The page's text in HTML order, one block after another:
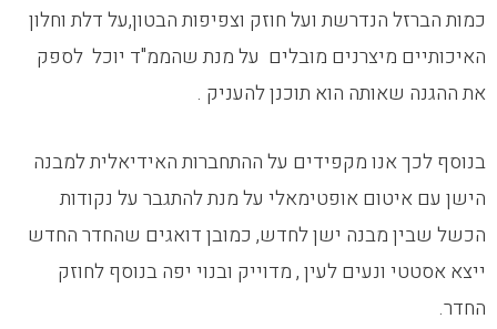
כמות הברזל הנדרשת ועל חוזק וצפיפות הבטון,על דלת וחלון
האיכותיים מיצרנים מובלים על מנת שהממ"ד יוכל לספק
את ההגנה שאותה הוא תוכנן להעניק .
בנוסף לכך אנו מקפידים על ההתחברות האידיאלית למבנה
הישן עם איטום אופטימאלי על מנת להתגבר על נקודות
הכשל שבין מבנה ישן לחדש, כמובן דואגים שהחדר החדש
ייצא אסטטי ונעים לעין , מדוייק ובנוי יפה בנוסף לחוזק
החדר.